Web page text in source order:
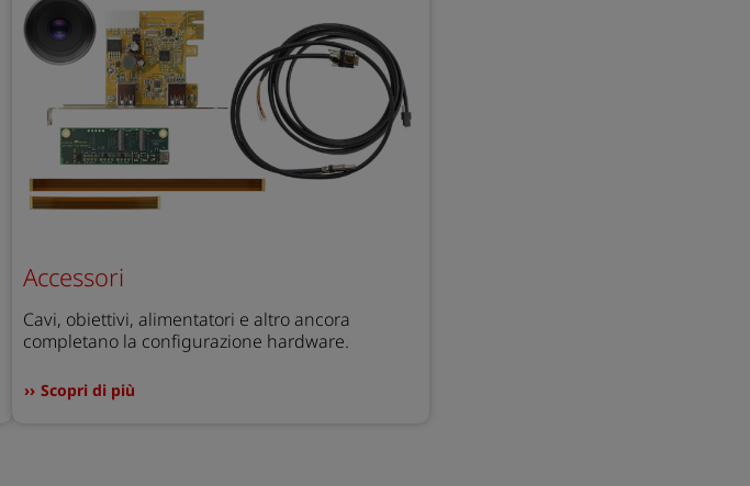
Accessori
Cavi, obiettivi, alimentatori e altro ancora
completano la configurazione hardware.
Scopri di più